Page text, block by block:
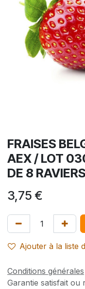
FRAISES
AEX / LOT
DE 8
3,75 €
Ajouter à la liste
Conditions générales
Garantie satisfait ou